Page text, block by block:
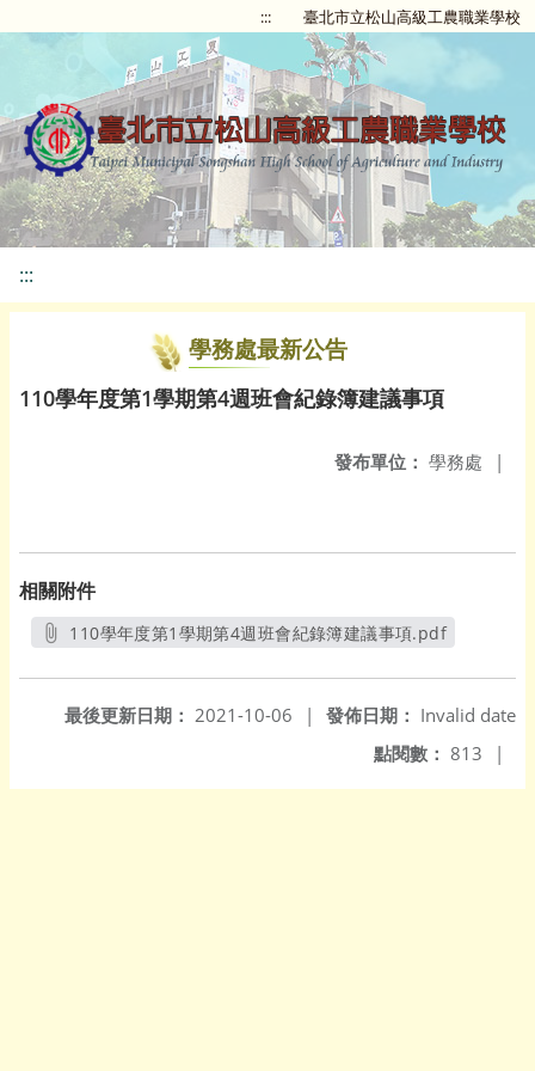
::: 臺北市立松山高級工農職業學校
:::
學務處最新公告
110學年度第1學期第4週班會紀錄簿建議事項
發布單位： 學務處 |
相關附件
110學年度第1學期第4週班會紀錄簿建議事項.pdf
發佈日期： Invalid date
最後更新日期： 2021-10-06
|
點閱數： 813 |